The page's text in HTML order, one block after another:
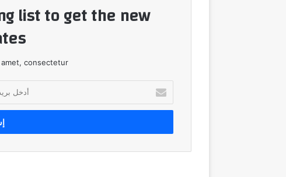
list to get the new
consectetur.
بريدك
الإلكتروني